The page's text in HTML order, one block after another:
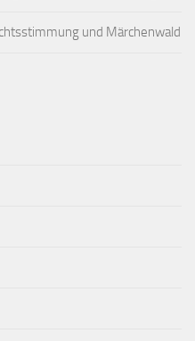
und Märchenwald